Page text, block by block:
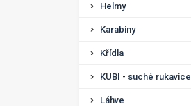
Helmy
Karabiny
Křídla
KUBI - suché rukavice
Láhve